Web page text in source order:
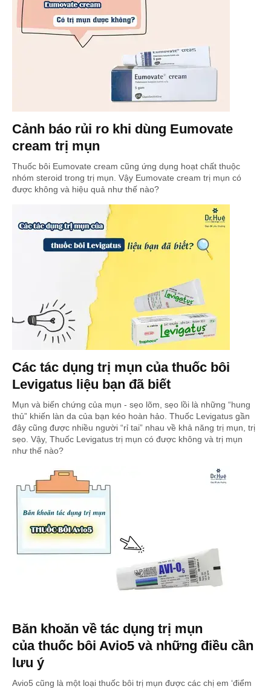
Cảnh báo rủi ro khi dùng Eumovate
cream trị mụn
Thuốc bôi Eumovate cream cũng ứng dụng hoạt chất thuộc
nhóm steroid trong trị mụn. Vậy Eumovate cream trị mụn có
được không và hiệu quả như thế nào?
Các tác dụng trị mụn của thuốc bôi
Levigatus liệu bạn đã biết
Mụn và biến chứng của mụn - sẹo lõm, sẹo lồi là những “hung
thủ” khiến làn da của bạn kéo hoàn hảo. Thuốc Levigatus gần
đây cũng được nhiều người “rỉ tai” nhau về khả năng trị mụn, trị
sẹo. Vậy, Thuốc Levigatus trị mụn có được không và trị mụn
như thế nào?
Băn khoăn về tác dụng trị mụn
của thuốc bôi Avio5 và những điều cần
lưu ý
Avio5 cũng là một loại thuốc bôi trị mụn được các chị em ‘điểm